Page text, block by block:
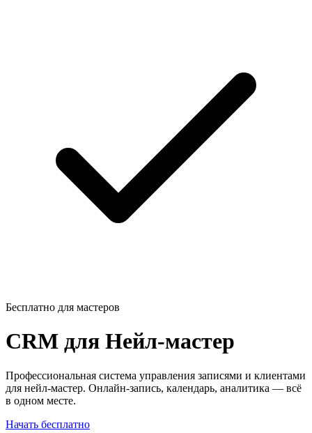
Бесплатно для мастеров
CRM для Нейл-мастер
Профессиональная система управления записями и клиентами
для нейл-мастер. Онлайн-запись, календарь, аналитика — всё
в одном месте.
Начать бесплатно